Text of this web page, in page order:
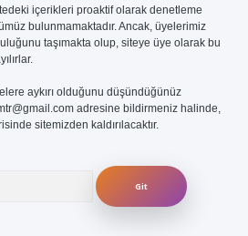
içerikleri proaktif olarak denetleme
bulunmamaktadır. Ancak, üyelerimiz
taşımakta olup, siteye üye olarak bu
aykırı olduğunu düşündüğünüz
adresine bildirmeniz halinde,
sitemizden kaldırılacaktır.